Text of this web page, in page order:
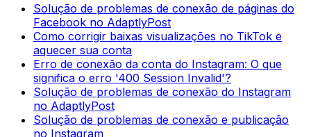
Solução de problemas de conexão de páginas do
Facebook no AdaptlyPost
Como corrigir baixas visualizações no TikTok e
aquecer sua conta
Erro de conexão da conta do Instagram: O que
significa o erro '400 Session Invalid'?
Solução de problemas de conexão do Instagram
no AdaptlyPost
Solução de problemas de conexão e publicação
no Instagram